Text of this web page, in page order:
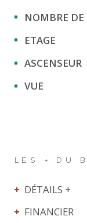
NOMBRE DE
ETAGE
ASCENSEUR
VUE
LES + DU
DÉTAILS +
FINANCIER